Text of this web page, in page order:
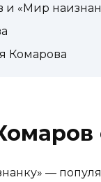
«Мир
Комарова
—